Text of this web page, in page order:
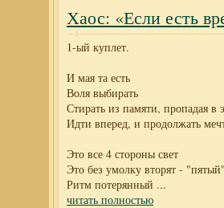
Хаос: «Если есть
1-ый куплет.
И мая та есть
Воля выбирать
Стирать из памяти, пропадая в
Идти вперед, и продолжать
Это все 4 стороны свет
Это без умолку вторят -
Ритм потерянный ...
читать полностью